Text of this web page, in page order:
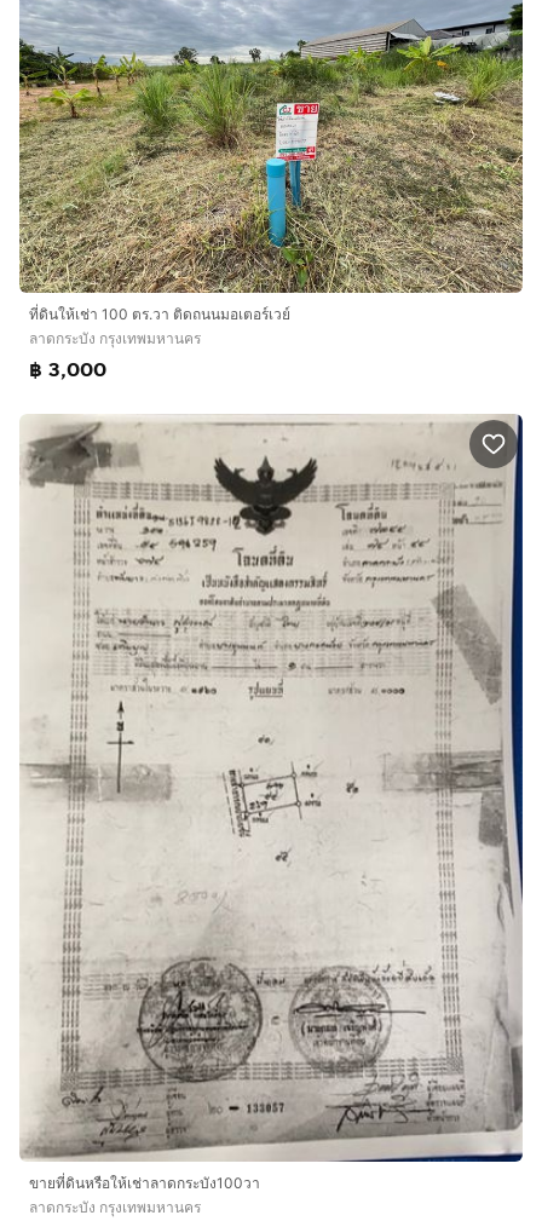
ที่ดินให้เช่า 100 ตร.วา ติดถนนมอเตอร์เวย์
ลาดกระบัง กรุงเทพมหานคร
฿ 3,000
ขายที่ดินหรือให้เช่าลาดกระบัง100วา
ลาดกระบัง กรุงเทพมหานคร